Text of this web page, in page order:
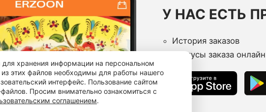
У НАС ЕСТЬ
История заказов
Статусы заказа онлайн
хранения информации на персональном
этих файлов необходимы для работы нашего
интерфейс. Пользование сайтом
Просим внимательно ознакомиться с
соглашением.